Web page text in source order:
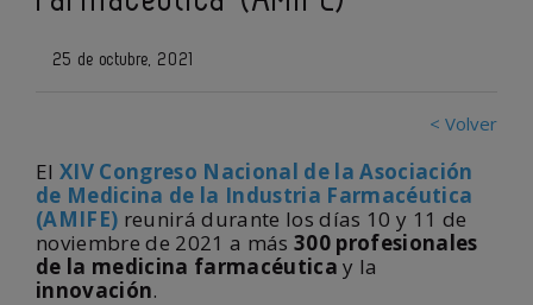
25 de octubre, 2021
< Volver
El XIV Congreso Nacional de la Asociación
de Medicina de la Industria Farmacéutica
(AMIFE) reunirá durante los días 10 y 11 de
noviembre de 2021 a más 300 profesionales
de la medicina farmacéuticay la
innovación.